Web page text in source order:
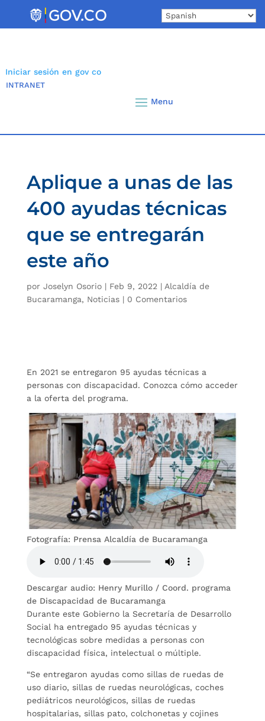
Iniciar sesión en gov co
INTRANET
Aplique a unas de las
400 ayudas técnicas
que se entregarán
este año
por Joselyn Osorio| Feb 9, 2022 | Alcaldía de
Bucaramanga, Noticias| 0 Comentarios
En 2021 se entregaron 95 ayudas técnicas a
personas con discapacidad. Conozca cómo acceder
a la oferta del programa.
Fotografía: Prensa Alcaldía de Bucaramanga
Descargar audio: Henry Murillo / Coord. programa
de Discapacidad de Bucaramanga
Durante este Gobierno la Secretaría de Desarrollo
Social ha entregado 95 ayudas técnicas y
tecnológicas sobre medidas a personas con
discapacidad física, intelectual o múltiple.
“Se entregaron ayudas como sillas de ruedas de
uso diario, sillas de ruedas neurológicas, coches
pediátricos neurológicos, sillas de ruedas
hospitalarias, sillas pato, colchonetas y cojines